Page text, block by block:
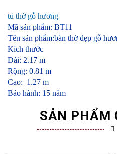
tủ thờ gỗ hương
Mã sản phẩm: BT11
Tên sản phẩm:bàn thờ đẹp gỗ
Kích thước
Dài: 2.17 m
Rộng: 0.81 m
Cao: 1.27 m
Bảo hành: 15 năm
SẢN PHẨM